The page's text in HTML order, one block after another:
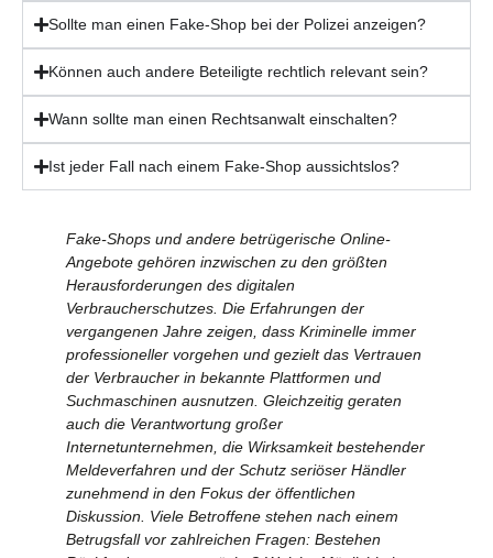
Sollte man einen Fake-Shop bei der Polizei anzeigen?
Können auch andere Beteiligte rechtlich relevant sein?
Wann sollte man einen Rechtsanwalt einschalten?
Ist jeder Fall nach einem Fake-Shop aussichtslos?
Fake-Shops und andere betrügerische Online-
Angebote gehören inzwischen zu den größten
Herausforderungen des digitalen
Verbraucherschutzes. Die Erfahrungen der
vergangenen Jahre zeigen, dass Kriminelle immer
professioneller vorgehen und gezielt das Vertrauen
der Verbraucher in bekannte Plattformen und
Suchmaschinen ausnutzen. Gleichzeitig geraten
auch die Verantwortung großer
Internetunternehmen, die Wirksamkeit bestehender
Meldeverfahren und der Schutz seriöser Händler
zunehmend in den Fokus der öffentlichen
Diskussion. Viele Betroffene stehen nach einem
Betrugsfall vor zahlreichen Fragen: Bestehen